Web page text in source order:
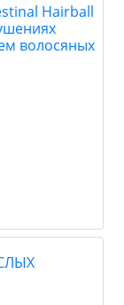
Hairball
волосяных